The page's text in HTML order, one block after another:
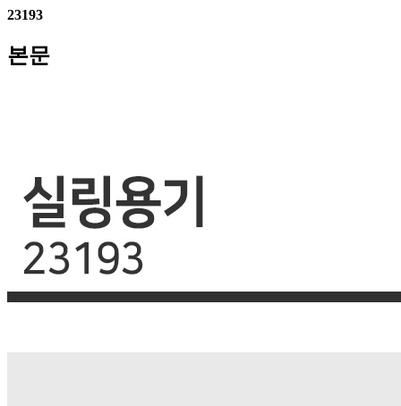
23193
본문